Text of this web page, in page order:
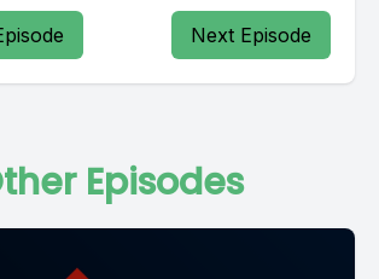
Next Episode
Episodes